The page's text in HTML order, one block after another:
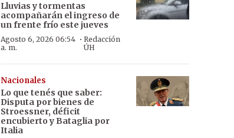
Lluvias y tormentas
acompañarán el ingreso de
un frente frío este jueves
Agosto 6, 2026 06:54
a. m.
· Redacción
ÚH
Nacionales
Lo que tenés que saber:
Disputa por bienes de
Stroessner, déficit
encubierto y Bataglia por
Italia